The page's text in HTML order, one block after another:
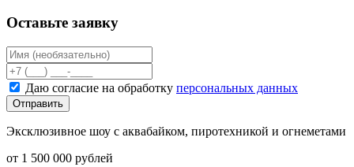
Оставьте заявку
Даю согласие на обработку персональных данных
Отправить
Эксклюзивное шоу с аквабайком, пиротехникой и огнеметами
от 1 500 000 рублей